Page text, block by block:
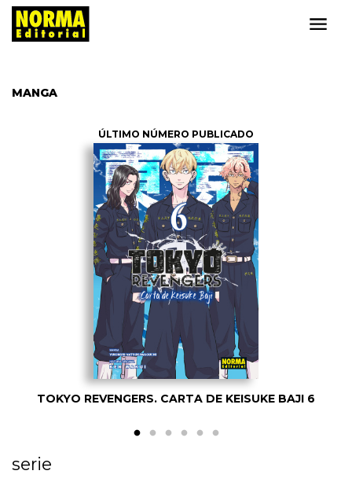
MANGA
ÚLTIMO NÚMERO PUBLICADO
TOKYO REVENGERS. CARTA DE KEISUKE BAJI 6
serie